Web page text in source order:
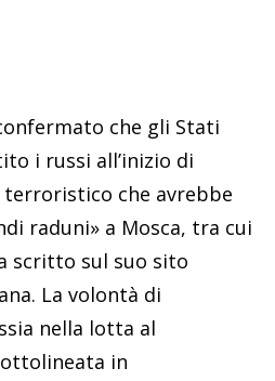
che gli Stati
i russi all’inizio di
che avrebbe
raduni» a Mosca, tra cui
scritto sul suo sito
La volontà di
nella lotta al
in